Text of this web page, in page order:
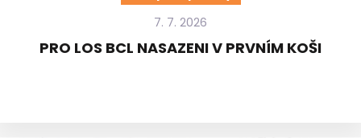
7. 7. 2026
PRO LOS BCL NASAZENI V PRVNÍM KOŠI